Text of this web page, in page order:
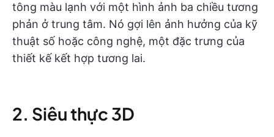
tông màu lạnh với một hình ảnh ba chiều tương
phản ở trung tâm. Nó gợi lên ảnh hưởng của kỹ
thuật số hoặc công nghệ, một đặc trưng của
thiết kế kết hợp tương lai.
2. Siêu thực 3D